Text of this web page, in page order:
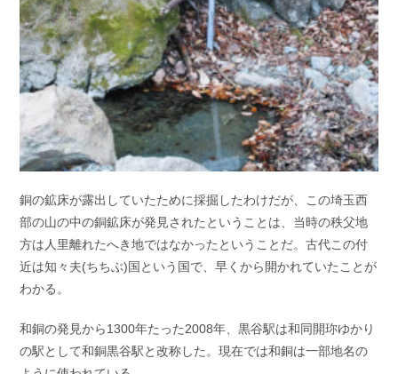
銅の鉱床が露出していたために採掘したわけだが、この埼玉西
部の山の中の銅鉱床が発見されたということは、当時の秩父地
方は人里離れたへき地ではなかったということだ。古代この付
近は知々夫(ちちぶ)国という国で、早くから開かれていたことが
わかる。
和銅の発見から1300年たった2008年、黒谷駅は和同開珎ゆかり
の駅として和銅黒谷駅と改称した。現在では和銅は一部地名の